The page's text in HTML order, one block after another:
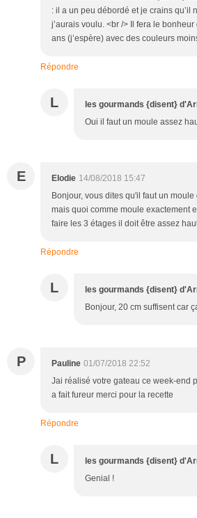
: il a un peu débordé et je crains qu’il
j’aurais voulu. <br /> Il fera le
ans (j’espère) avec des couleurs
Répondre
L les gourmands {disent}
Oui il faut un moule assez
E Elodie 14/08/2018 15:47
Bonjour, vous dites qu'il faut un
mais quoi comme moule exactement
faire les 3 étages il doit être assez
Répondre
L les gourmands {disent}
Bonjour, 20 cm suffisent car
P Pauline 01/07/2018 22:52
Jai réalisé votre gateau ce week-end
a fait fureur merci pour la recette
Répondre
L les gourmands {disent}
Genial !